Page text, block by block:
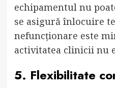
echipamentul nu
se asigură înlocuire
nefuncționare este
activitatea clinicii nu
5. Flexibilitate